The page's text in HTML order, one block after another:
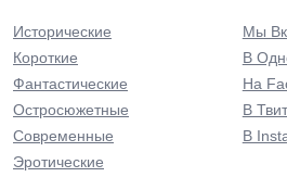
Исторические
Короткие
Фантастические
Остросюжетные
Современные
Эротические
Мы
В
На
В
В